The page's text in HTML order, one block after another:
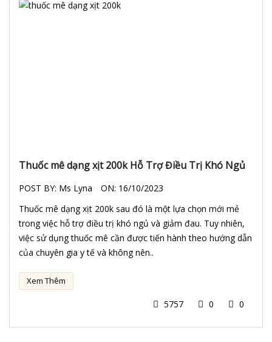
Thuốc mê dạng xịt 200k Hỗ Trợ Điều Trị Khó Ngủ
POST BY: Ms Lyna ON: 16/10/2023
Thuốc mê dạng xịt 200k sau đó là một lựa chọn mới mẻ
trong việc hỗ trợ điều trị khó ngủ và giảm đau. Tuy nhiên,
việc sử dụng thuốc mê cần được tiến hành theo hướng dẫn
của chuyên gia y tế và không nên..
Xem Thêm
5757 0 0